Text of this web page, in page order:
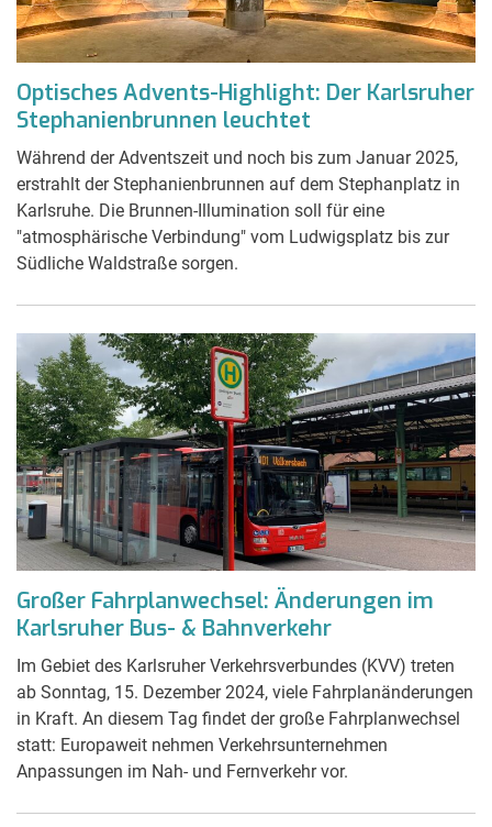
Optisches Advents-Highlight: Der Karlsruher
Stephanienbrunnen leuchtet
Während der Adventszeit und noch bis zum Januar 2025,
erstrahlt der Stephanienbrunnen auf dem Stephanplatz in
Karlsruhe. Die Brunnen-Illumination soll für eine
"atmosphärische Verbindung" vom Ludwigsplatz bis zur
Südliche Waldstraße sorgen.
Großer Fahrplanwechsel: Änderungen im
Karlsruher Bus- & Bahnverkehr
Im Gebiet des Karlsruher Verkehrsverbundes (KVV) treten
ab Sonntag, 15. Dezember 2024, viele Fahrplanänderungen
in Kraft. An diesem Tag findet der große Fahrplanwechsel
statt: Europaweit nehmen Verkehrsunternehmen
Anpassungen im Nah- und Fernverkehr vor.